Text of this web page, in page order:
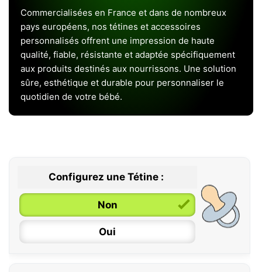
Commercialisées en France et dans de nombreux
pays européens, nos tétines et accessoires
personnalisés offrent une impression de haute
qualité, fiable, résistante et adaptée spécifiquement
aux produits destinés aux nourrissons. Une solution
sûre, esthétique et durable pour personnaliser le
quotidien de votre bébé.
Configurez une Tétine :
Non
Oui